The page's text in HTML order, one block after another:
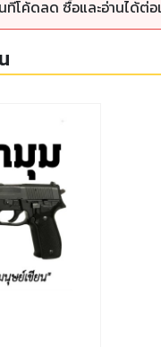
ทีโค้ดลด ซื้อและอ่านได้ต่